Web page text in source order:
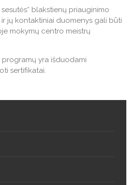
sesutės“ blakstienų priauginimo
jų kontaktiniai duomenys gali būti
mokymų centro meistrų
yra išduodami
sertifikatai.